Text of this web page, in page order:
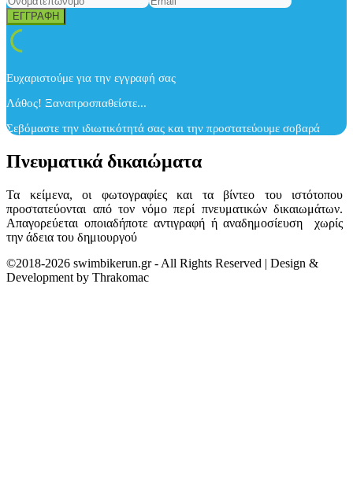
Ευχαριστούμε για την εγγραφή σας
Λάθος! Ξαναπροσπαθείστε...
Σεβόμαστε την ιδιωτικότητά σας και την προστατεύουμε σοβαρά
Πνευματικά δικαιώματα
Τα κείμενα, οι φωτογραφίες και τα βίντεο του ιστότοπου
προστατεύονται από τον νόμο περί πνευματικών δικαιωμάτων.
Απαγορεύεται οποιαδήποτε αντιγραφή ή αναδημοσίευση χωρίς
την άδεια του δημιουργού
©2018-2026 swimbikerun.gr - All Rights Reserved | Design &
Development by Thrakomac